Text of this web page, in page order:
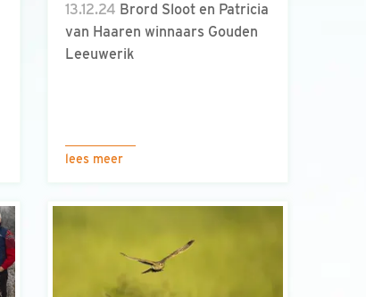
13.12.24 Brord Sloot en Patricia
van Haaren winnaars Gouden
Leeuwerik
lees meer